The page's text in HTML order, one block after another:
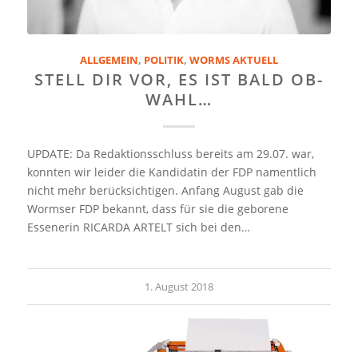
ALLGEMEIN, POLITIK, WORMS AKTUELL
STELL DIR VOR, ES IST BALD OB-
WAHL…
UPDATE: Da Redaktionsschluss bereits am 29.07. war,
konnten wir leider die Kandidatin der FDP namentlich
nicht mehr berücksichtigen. Anfang August gab die
Wormser FDP bekannt, dass für sie die geborene
Essenerin RICARDA ARTELT sich bei den…
1. August 2018